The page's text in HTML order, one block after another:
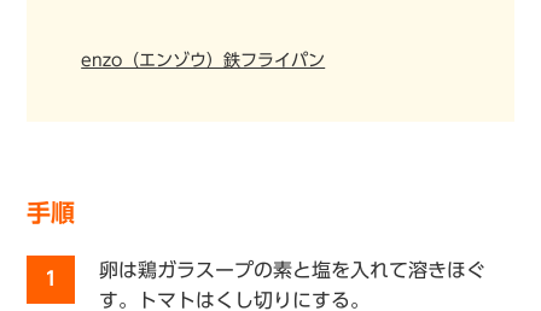
enzo（エンゾウ）鉄フライパン
手順
1
卵は鶏ガラスープの素と塩を入れて溶きほぐ
す。トマトはくし切りにする。